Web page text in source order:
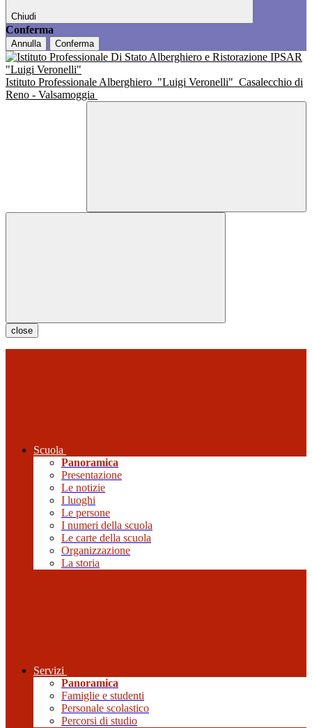
Chiudi
Conferma
Annulla Conferma
Istituto Professionale Alberghiero "Luigi Veronelli" Casalecchio di
Reno - Valsamoggia
close
Scuola
Panoramica
Presentazione
Le notizie
I luoghi
Le persone
I numeri della scuola
Le carte della scuola
Organizzazione
La storia
Servizi
Panoramica
Famiglie e studenti
Personale scolastico
Percorsi di studio